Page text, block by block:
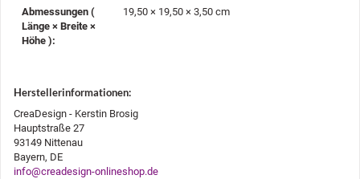
Abmessungen (
Länge × Breite ×
Höhe )‍:
19,50 × 19,50 × 3,50 cm
Herstellerinformationen:
CreaDesign - Kerstin Brosig
Hauptstraße 27
93149 Nittenau
Bayern, DE
info@creadesign-onlineshop.de